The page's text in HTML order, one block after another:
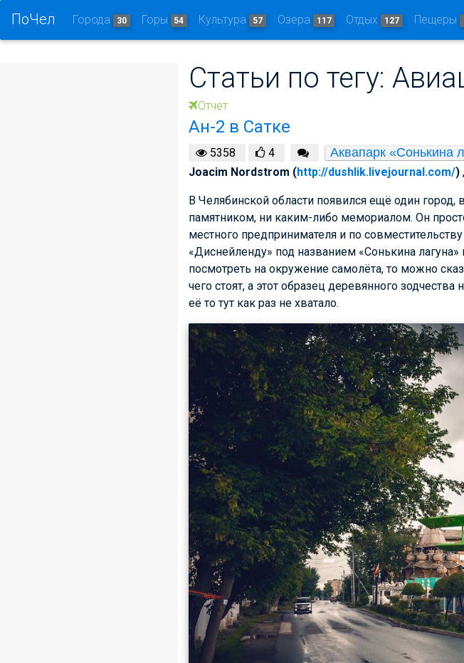
ПоЧел Города 30 Горы 54 Культура 57 Озера 117 Отдых 127 Пещеры
Статьи по тегу:
Отчет
Ан-2 в Сатке
5358 4 Аквапарк «Сонькина
Joacim Nordstrom (http://dushlik.livejournal.com/)
В Челябинской области появился ещё один город,
памятником, ни каким-либо мемориалом. Он
местного предпринимателя и по
«Диснейленду» под названием «Сонькина
посмотреть на окружение самолёта, то можно
чего стоят, а этот образец деревянного
её то тут как раз не хватало.